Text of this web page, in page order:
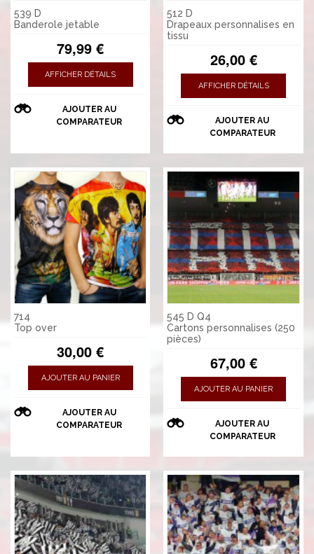
539 D
Banderole jetable
79,99 €
AFFICHER DÉTAILS
AJOUTER AU
COMPARATEUR
512 D
Drapeaux personnalises en
tissu
26,00 €
AFFICHER DÉTAILS
AJOUTER AU
COMPARATEUR
714
Top over
30,00 €
AJOUTER AU PANIER
AJOUTER AU
COMPARATEUR
545 D Q4
Cartons personnalises (250
pièces)
67,00 €
AJOUTER AU PANIER
AJOUTER AU
COMPARATEUR